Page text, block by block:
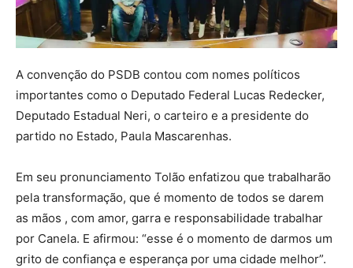
A convenção do PSDB contou com nomes políticos
importantes como o Deputado Federal Lucas Redecker,
Deputado Estadual Neri, o carteiro e a presidente do
partido no Estado, Paula Mascarenhas.
Em seu pronunciamento Tolão enfatizou que trabalharão
pela transformação, que é momento de todos se darem
as mãos , com amor, garra e responsabilidade trabalhar
por Canela. E afirmou: “esse é o momento de darmos um
grito de confiança e esperança por uma cidade melhor”.